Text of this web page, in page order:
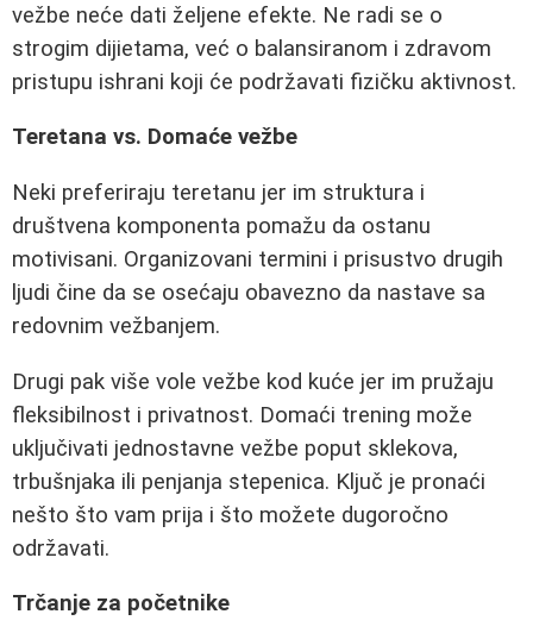
vežbe neće dati željene efekte. Ne radi se o
strogim dijietama, već o balansiranom i zdravom
pristupu ishrani koji će podržavati fizičku aktivnost.
Teretana vs. Domaće vežbe
Neki preferiraju teretanu jer im struktura i
društvena komponenta pomažu da ostanu
motivisani. Organizovani termini i prisustvo drugih
ljudi čine da se osećaju obavezno da nastave sa
redovnim vežbanjem.
Drugi pak više vole vežbe kod kuće jer im pružaju
fleksibilnost i privatnost. Domaći trening može
uključivati jednostavne vežbe poput sklekova,
trbušnjaka ili penjanja stepenica. Ključ je pronaći
nešto što vam prija i što možete dugoročno
održavati.
Trčanje za početnike